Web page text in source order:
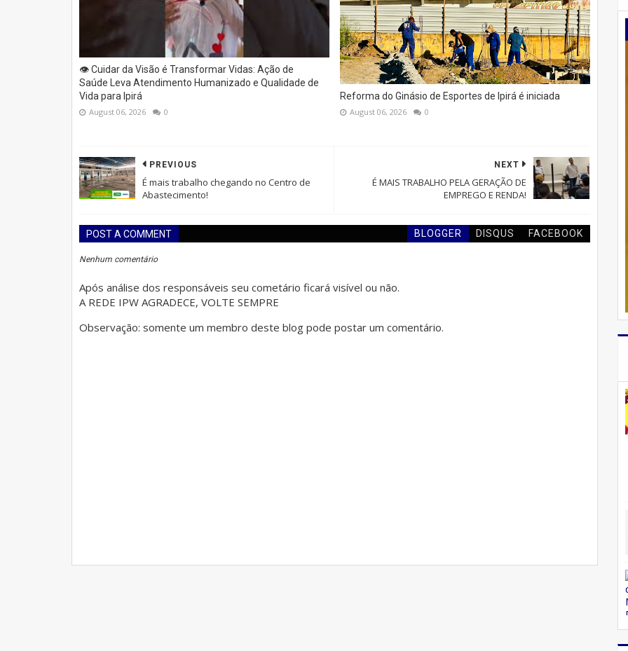
👁️ Cuidar da Visão é Transformar Vidas: Ação de
Saúde Leva Atendimento Humanizado e Qualidade de
Vida para Ipirá
August 06, 2026 0
Reforma do Ginásio de Esportes de Ipirá é iniciada
August 06, 2026 0
NEXT
É MAIS TRABALHO PELA GERAÇÃO DE
EMPREGO E RENDA!
PREVIOUS
É mais trabalho chegando no Centro de
Abastecimento!
POST A COMMENT BLOGGER DISQUS FACEBOOK
Nenhum comentário
Após análise dos responsáveis seu cometário ficará visível ou não.
A REDE IPW AGRADECE, VOLTE SEMPRE
Observação: somente um membro deste blog pode postar um comentário.